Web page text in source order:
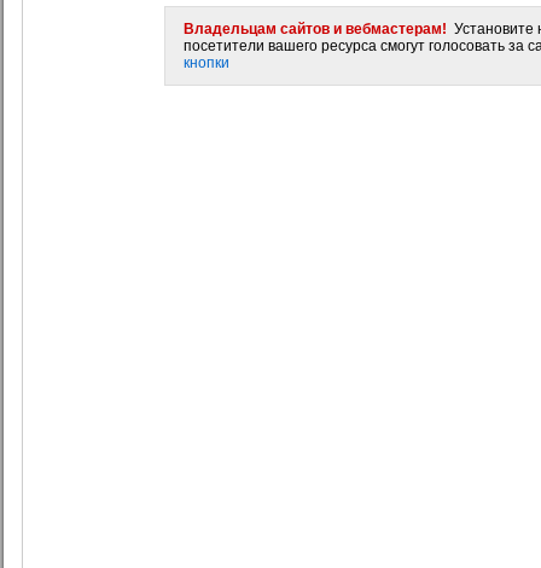
Владельцам сайтов и вебмастерам! Установите
посетители вашего ресурса смогут голосовать за
кнопки